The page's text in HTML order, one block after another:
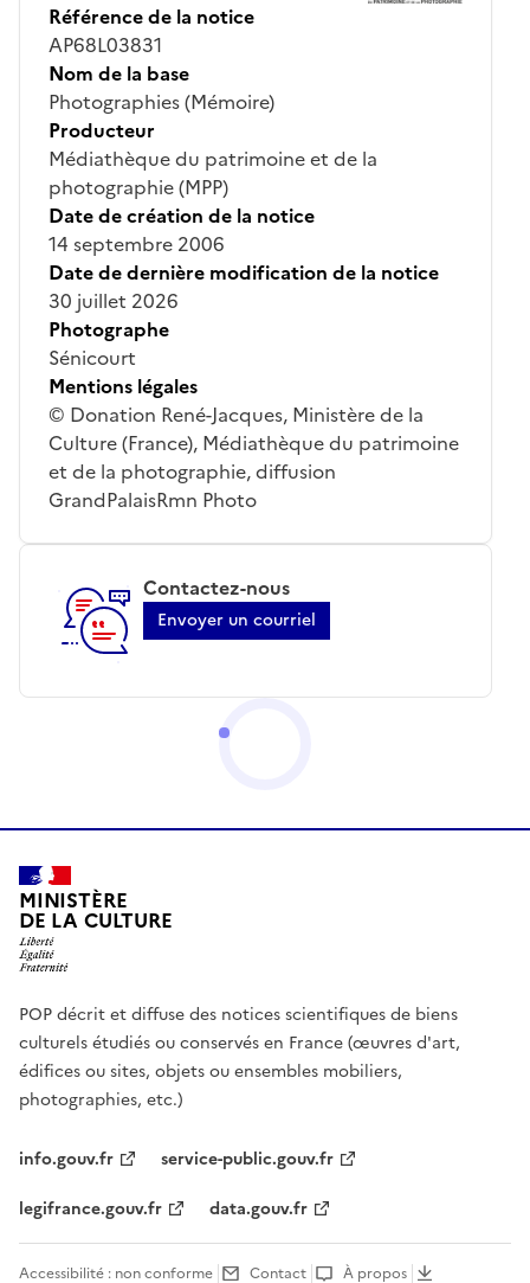
Référence de la notice
AP68L03831
Nom de la base
Photographies (Mémoire)
Producteur
Médiathèque du patrimoine et de la
photographie (MPP)
Date de création de la notice
14 septembre 2006
Date de dernière modification de la notice
30 juillet 2026
Photographe
Sénicourt
Mentions légales
© Donation René-Jacques, Ministère de la
Culture (France), Médiathèque du patrimoine
et de la photographie, diffusion
GrandPalaisRmn Photo
Contactez-nous
Envoyer un courriel
MINISTÈRE
DE LA CULTURE
POP décrit et diffuse des notices scientifiques de biens
culturels étudiés ou conservés en France (œuvres d'art,
édifices ou sites, objets ou ensembles mobiliers,
photographies, etc.)
info.gouv.fr
service-public.gouv.fr
legifrance.gouv.fr
data.gouv.fr
Accessibilité : non conforme Contact À propos